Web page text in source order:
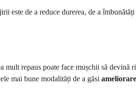
este de a reduce durerea, de a
mult repaus poate face mușchii să devină
mai bune modalități de a găsi